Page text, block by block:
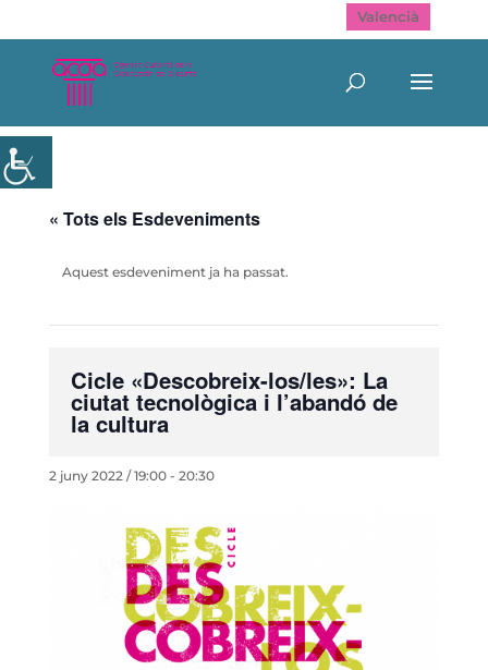
Valencià
« Tots els Esdeveniments
Aquest esdeveniment ja ha passat.
Cicle «Descobreix-los/les»: La
ciutat tecnològica i l’abandó de
la cultura
2 juny 2022 / 19:00- 20:30